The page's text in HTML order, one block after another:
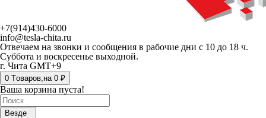
+7(914)430-6000
info@tesla-chita.ru
Отвечаем на звонки и сообщения в рабочие дни с 10 до 18 ч.
Суббота и воскресенье выходной.
г. Чита GMT+9
0 Tоваров,на 0 ₽
Ваша корзина пуста!
Везде